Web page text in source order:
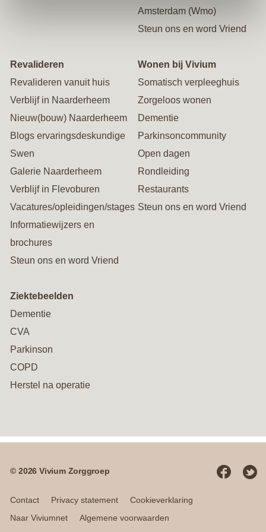
Amsterdam (Wmo)
Steun ons en word Vriend
Revalideren
Revalideren vanuit huis
Verblijf in Naarderheem
Nieuw(bouw) Naarderheem
Blogs ervaringsdeskundige
Swen
Galerie Naarderheem
Verblijf in Flevoburen
Vacatures/opleidingen/stages
Informatiewijzers en
brochures
Steun ons en word Vriend
Wonen bij Vivium
Somatisch verpleeghuis
Zorgeloos wonen
Dementie
Parkinsoncommunity
Open dagen
Rondleiding
Restaurants
Steun ons en word Vriend
Ziektebeelden
Dementie
CVA
Parkinson
COPD
Herstel na operatie
© 2026 Vivium Zorggroep
Contact Privacy statement
Cookieverklaring
Naar Viviumnet
Algemene voorwaarden
Social